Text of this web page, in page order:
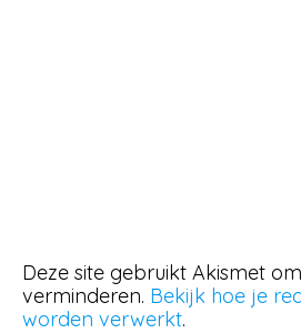
Deze site gebruikt Akismet
verminderen. Bekijk hoe je
worden verwerkt.